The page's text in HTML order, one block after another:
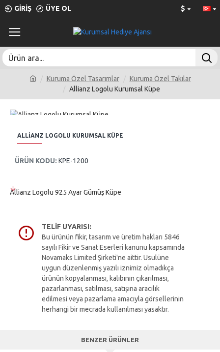
GIRIŞ ÜYE OL $
Kuruma Özel Tasarımlar
Kuruma Özel Takılar
Allianz Logolu Kurumsal Küpe
ALLIANZ LOGOLU KURUMSAL KÜPE
ÜRÜN KODU: KPE-1200
TELIF UYARISI:
Bu ürünün fikir, tasarım ve üretim hakları 5846
sayılı Fikir ve Sanat Eserleri kanunu kapsamında
Novamaks Limited Şirketi'ne aittir. Usulüne
uygun düzenlenmiş yazılı iznimiz olmadıkça
ürünün kopyalanması, kalıbının çıkarılması,
pazarlanması, satılması, satışına aracılık
edilmesi veya pazarlama amacıyla görsellerinin
herhangi bir mecrada kullanılması yasaktır.
Allianz Logolu 925 Ayar Gümüş Küpe
BENZER ÜRÜNLER